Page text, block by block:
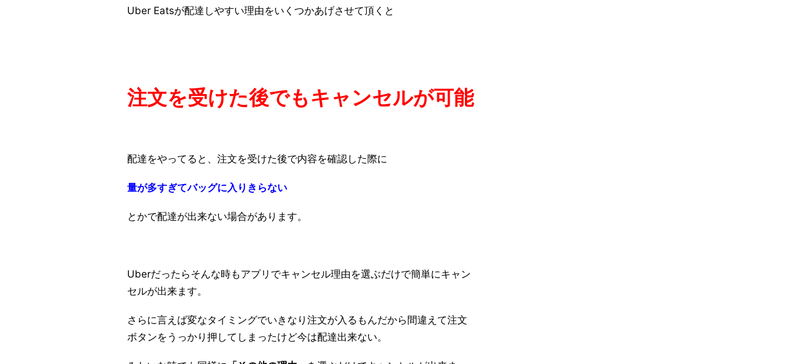
Uber Eatsが配達しやすい理由をいくつかあげさせて頂くと
注文を受けた後でもキャンセルが可能
配達をやってると、注文を受けた後で内容を確認した際に
量が多すぎてバッグに入りきらない
とかで配達が出来ない場合があります。
Uberだったらそんな時もアプリでキャンセル理由を選ぶだけで簡単にキャン
セルが出来ます。
さらに言えば変なタイミングでいきなり注文が入るもんだから間違えて注文
ボタンをうっかり押してしまったけど今は配達出来ない。